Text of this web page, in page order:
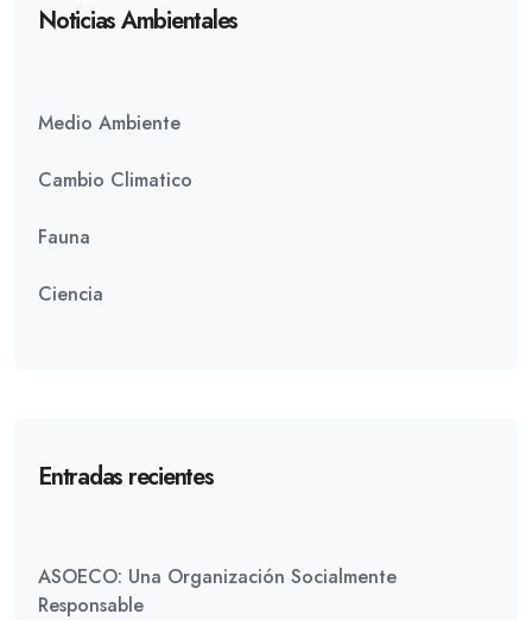
Noticias Ambientales
Medio Ambiente
Cambio Climatico
Fauna
Ciencia
Entradas recientes
ASOECO: Una Organización Socialmente
Responsable